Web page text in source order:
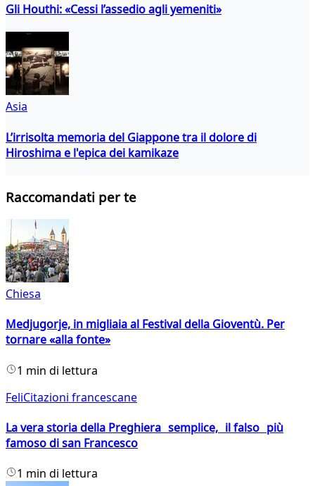
Gli Houthi: «Cessi l’assedio agli yemeniti»
Asia
L’irrisolta memoria del Giappone tra il dolore di
Hiroshima e l'epica dei kamikaze
Raccomandati per te
Chiesa
Medjugorje, in migliaia al Festival della Gioventù. Per
tornare «alla fonte»
1 min di lettura
FeliCitazioni francescane
La vera storia della Preghiera semplice, il falso più
famoso di san Francesco
1 min di lettura